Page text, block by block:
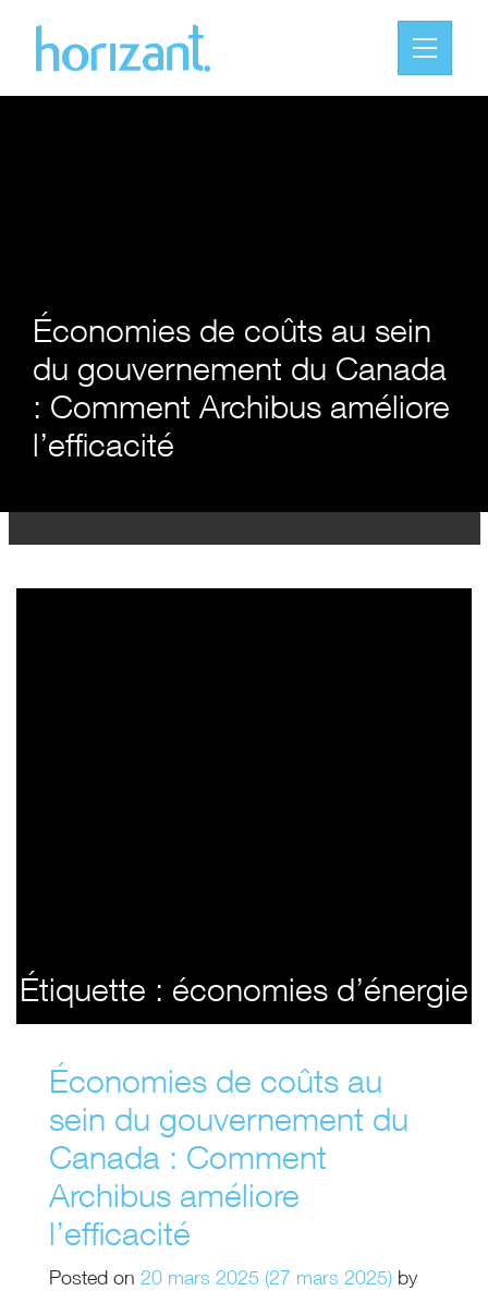
Économies de coûts au sein
du gouvernement du Canada
: Comment Archibus améliore
l’efficacité
Étiquette : économies d’énergie
Économies de coûts au
sein du gouvernement du
Canada : Comment
Archibus améliore
l’efficacité
Posted on 20 mars 2025 (27 mars 2025) by